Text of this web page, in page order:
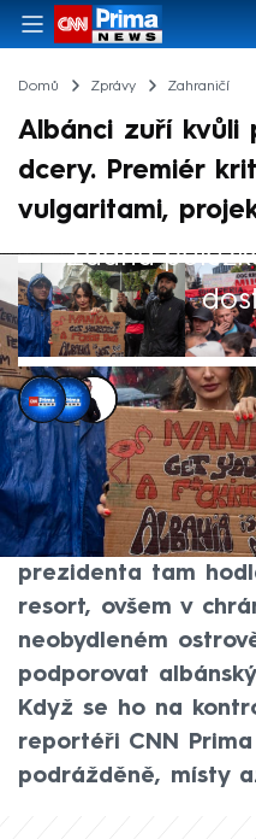
Domů Zprávy Zahraničí
Albánci zuří kvůli
dcery. Premiér
vulgaritami,
Žádná
Patrik Kaizr, Anna
10. čvn 2026, 10:42
V Albánii to vře.
Evropy protestují
Trumpové a jejího
prezidenta tam
resort, ovšem v
neobydleném
podporovat
Když se ho na
reportéři CNN
podrážděně, místy